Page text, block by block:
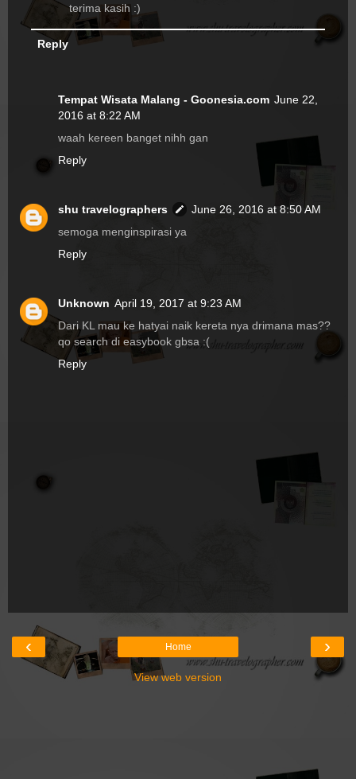
terima kasih :)
Reply
Tempat Wisata Malang - Goonesia.com June 22,
2016 at 8:22 AM
waah kereen banget nihh gan
Reply
shu travelographers
June 26, 2016 at 8:50 AM
semoga menginspirasi ya
Reply
Unknown April 19, 2017 at 9:23 AM
Dari KL mau ke hatyai naik kereta nya drimana mas??
qo search di easybook gbsa :(
Reply
‹ ›
Home
View web version